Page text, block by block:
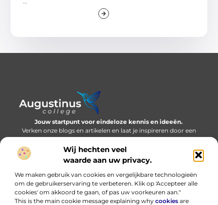
Wij hechten veel
waarde aan uw privacy.
We maken gebruik van cookies en vergelijkbare technologieën
om de gebruikerservaring te verbeteren. Klik op 'Accepteer alle
cookies' om akkoord te gaan, of pas uw voorkeuren aan."
This is the main cookie message explaining why cookies are
Jouw startpunt voor eindeloze kennis en ideeën.
Verken onze blogs en artikelen en laat je inspireren door een
wereld vol inzichten.
Bericht categorie
Onze informatie